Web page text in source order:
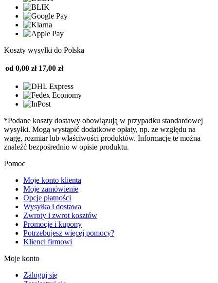
Koszty wysyłki do Polska
od 0,00 zł 17,00 zł
*Podane koszty dostawy obowiązują w przypadku standardowej
wysyłki. Mogą wystąpić dodatkowe opłaty, np. ze względu na
wagę, rozmiar lub właściwości produktów. Informacje te można
znaleźć bezpośrednio w opisie produktu.
Pomoc
Moje konto klienta
Moje zamówienie
Opcje płatności
Wysyłka i dostawa
Zwroty i zwrot kosztów
Promocje i kupony
Potrzebujesz więcej pomocy?
Klienci firmowi
Moje konto
Zaloguj się